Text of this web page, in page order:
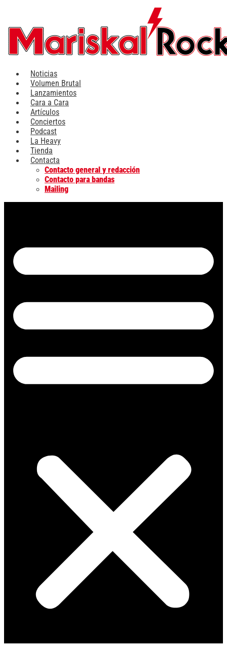
contenido
Noticias
Volumen Brutal
Lanzamientos
Cara a Cara
Artículos
Conciertos
Podcast
La Heavy
Tienda
Contacta
Contacto general y redacción
Contacto para bandas
Mailing